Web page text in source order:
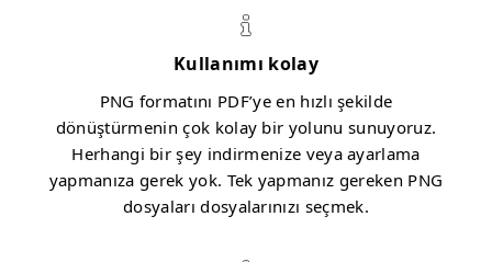
Kullanımı kolay
PNG formatını PDF’ye en hızlı şekilde
dönüştürmenin çok kolay bir yolunu sunuyoruz.
Herhangi bir şey indirmenize veya ayarlama
yapmanıza gerek yok. Tek yapmanız gereken PNG
dosyaları dosyalarınızı seçmek.